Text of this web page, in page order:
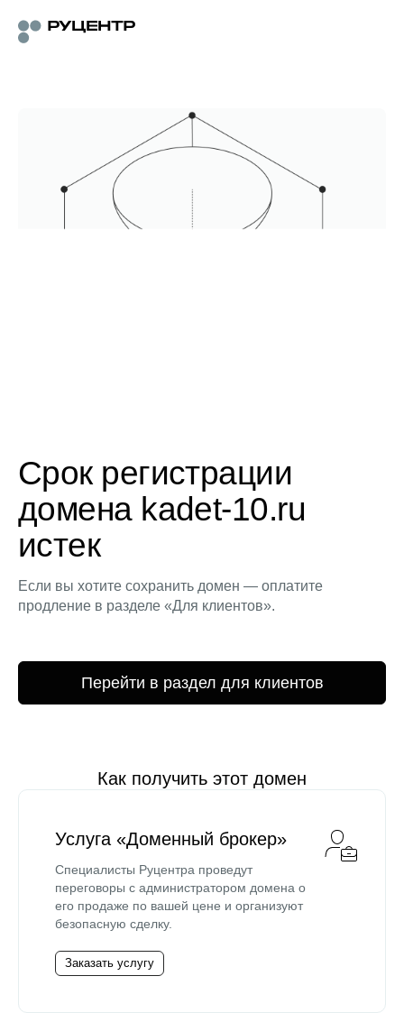
Срок регистрации
домена kadet-10.ru
истек
Если вы хотите сохранить домен — оплатите
продление в разделе «Для клиентов».
Перейти в раздел для клиентов
Как получить этот домен
Услуга «Доменный брокер»
Специалисты Руцентра проведут
переговоры с администратором домена о
его продаже по вашей цене и организуют
безопасную сделку.
Заказать услугу